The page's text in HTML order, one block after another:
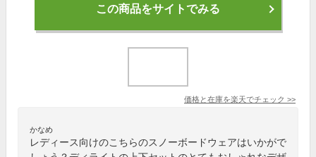
この商品をサイトでみる
価格と在庫を楽天でチェック >>
かなめ
レディース向けのこちらのスノーボードウェアはいかがで